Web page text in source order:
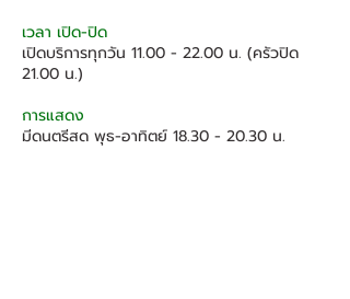
เวลา เปิด-ปิด
เปิดบริการทุกวัน 11.00 - 22.00 น. (ครัวปิด
21.00 น.)
การแสดง
มีดนตรีสด พุธ-อาทิตย์ 18.30 - 20.30 น.